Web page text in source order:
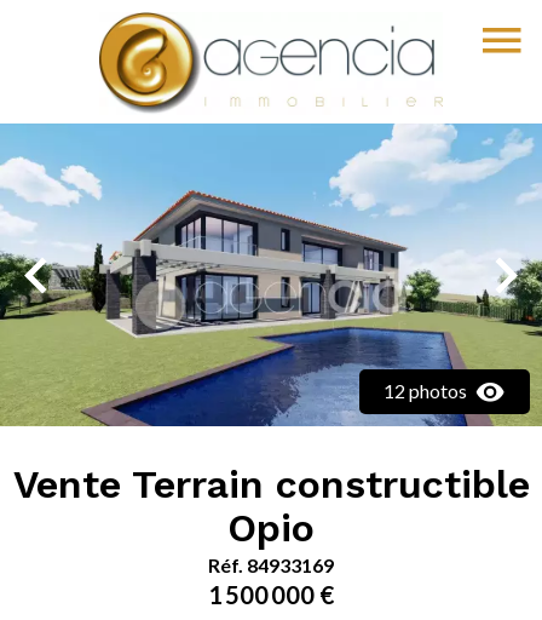
12 photos
Vente Terrain constructible
Opio
Réf. 84933169
1 500 000 €